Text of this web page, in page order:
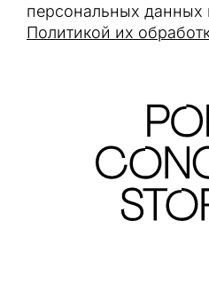
персональных данных
Политикой их